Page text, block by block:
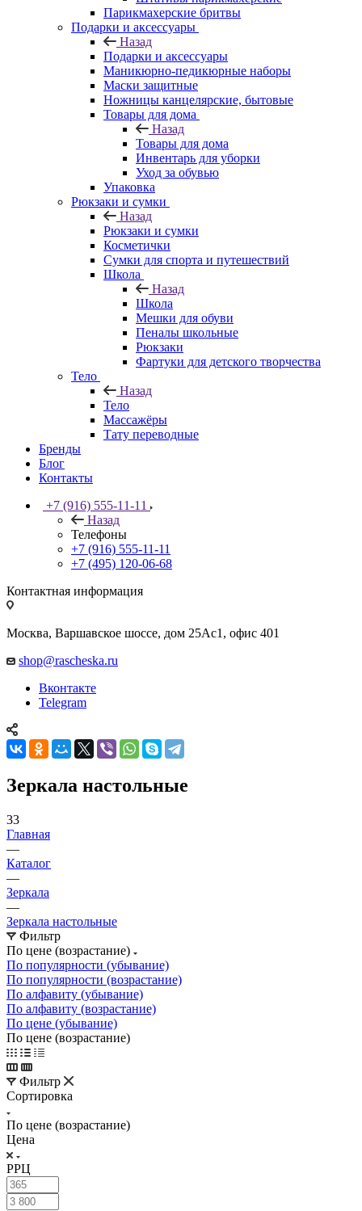
Парикмахерские бритвы
Подарки и аксессуары
Назад
Подарки и аксессуары
Маникюрно-педикюрные наборы
Маски защитные
Ножницы канцелярские, бытовые
Товары для дома
Назад
Товары для дома
Инвентарь для уборки
Уход за обувью
Упаковка
Рюкзаки и сумки
Назад
Рюкзаки и сумки
Косметички
Сумки для спорта и путешествий
Школа
Назад
Школа
Мешки для обуви
Пеналы школьные
Рюкзаки
Фартуки для детского творчества
Тело
Назад
Тело
Массажёры
Тату переводные
Бренды
Блог
Контакты
+7 (916) 555-11-11
Назад
Телефоны
+7 (916) 555-11-11
+7 (495) 120-06-68
Контактная информация
Москва, Варшавское шоссе, дом 25Аc1, офис 401
shop@rascheska.ru
Вконтакте
Telegram
Зеркала настольные
33
Главная
—
Каталог
—
Зеркала
—
Зеркала настольные
Фильтр
По цене (возрастание)
По популярности (убывание)
По популярности (возрастание)
По алфавиту (убывание)
По алфавиту (возрастание)
По цене (убывание)
По цене (возрастание)
Фильтр
Сортировка
По цене (возрастание)
Цена
РРЦ